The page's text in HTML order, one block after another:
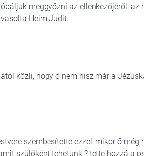
meggyőzni az ellenkezőjéről, az
Heim Judit.
közli, hogy ő nem hisz már a
szembesítette ezzel, mikor ő még
szülőként tehetünk ? tette hozzá a